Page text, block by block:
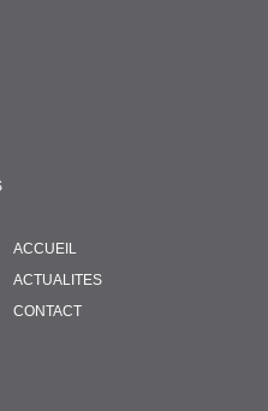
ACCUEIL
ACTUALITES
CONTACT